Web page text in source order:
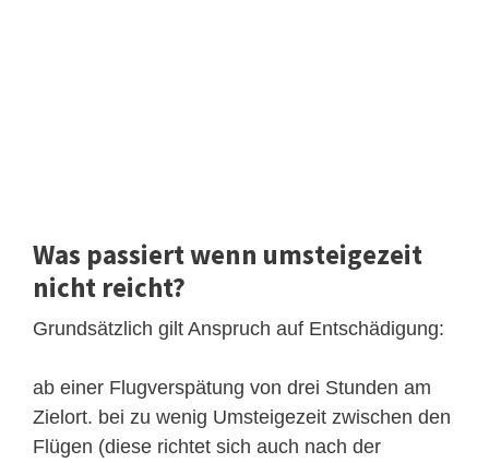
Was passiert wenn umsteigezeit
nicht reicht?
Grundsätzlich gilt Anspruch auf Entschädigung:
ab einer Flugverspätung von drei Stunden am
Zielort. bei zu wenig Umsteigezeit zwischen den
Flügen (diese richtet sich auch nach der